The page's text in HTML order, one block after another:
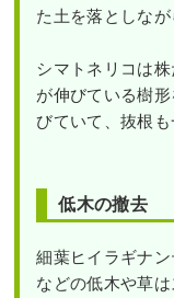
た土を落としなが
シマトネリコは
が伸びている樹
びていて、抜根も
低木の撤去
細葉ヒイラギナ
などの低木や草